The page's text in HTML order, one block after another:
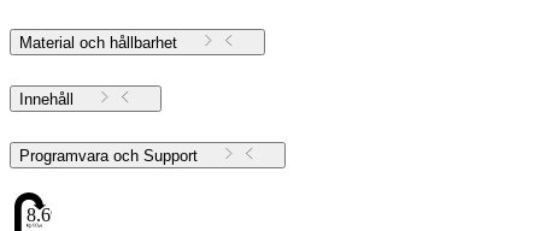
Material och hållbarhet
Innehåll
Programvara och Support
8.69